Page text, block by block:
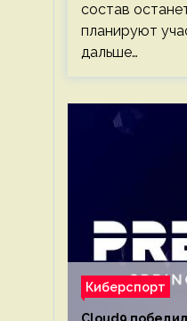
состав
планируют
дальше…
Киберспорт